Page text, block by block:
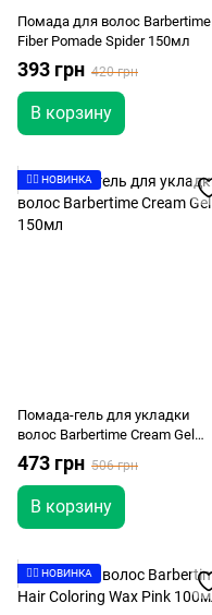
Помада для волос Barbertime
Fiber Pomade Spider 150мл
393 грн 420 грн
В корзину
👉🏻 НОВИНКА
Помада-гель для укладки
волос Barbertime Cream Gel
150мл
473 грн 506 грн
В корзину
👉🏻 НОВИНКА